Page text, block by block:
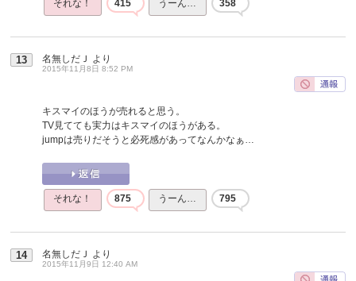
それな！ 415 うーん… 358
13 名無しだＪ より
2015年11月8日 8:52 PM
キスマイのほうが売れると思う。
TV見てても実力はキスマイのほうがある。
jumpは売りだそうと必死感があってなんかなぁ…
それな！ 875 うーん… 795
14 名無しだＪ より
2015年11月9日 12:40 AM